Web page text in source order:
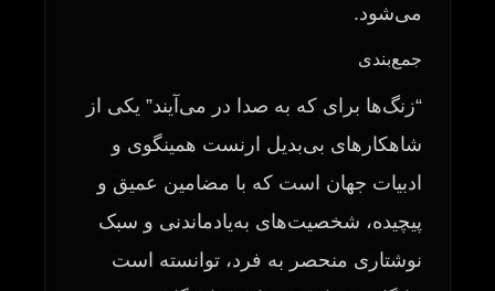
می‌شود.
جمع‌بندی
“زنگ‌ها برای که به صدا در می‌آیند” یکی از
شاهکارهای بی‌بدیل ارنست همینگوی و
ادبیات جهان است که با مضامین عمیق و
پیچیده، شخصیت‌های به‌یادماندنی و سبک
نوشتاری منحصر به فرد، توانسته است